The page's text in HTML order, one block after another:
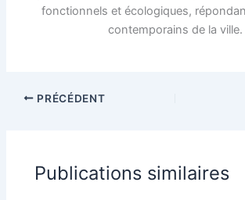
fonctionnels et écologiques,
contemporains de la ville.
PRÉCÉDENT
Publications similaires